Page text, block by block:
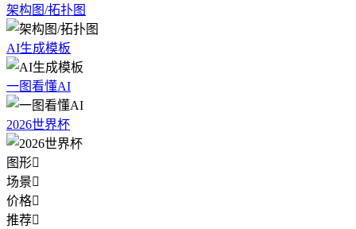
架构图/拓扑图
AI生成模板
一图看懂AI
2026世界杯
图形
场景
价格
推荐